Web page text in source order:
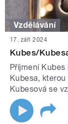
Vzdělávání
17. září 2024
Kubes/
Příjmení
Kubesa,
Kubesová se